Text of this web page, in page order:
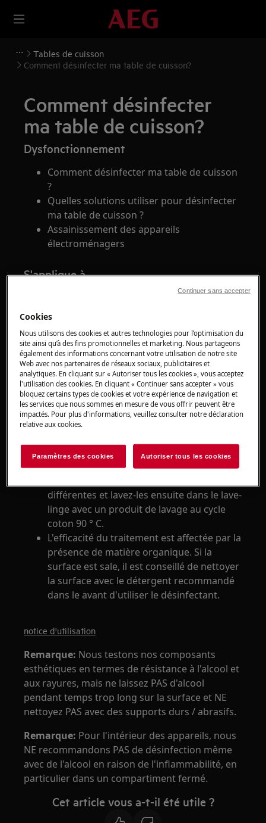
Tables de cuisson
Comment désinfecter ma table de cuisson?
Comment désinfecter
ma table de cuisson?
Dysfonctionnement
Comment désinfecter ma table de cuisson
?
Quelles solutions utiliser pour désinfecter
ma table de cuisson ?
Assainissement des appareils
électroménagers
S'applique à
autres appareils électroménagers
Solution
Essuyez de temps en temps la surface
externe de votre appareil avec une
serviette DOUCE A USAGE UNIQUE
imbibée d'unesolution d'éthanol(70%).
Évitez les désinfectants à base de chlore.
environnement bien ventilé.
Comme alternative aux serviettes à usage
différentes et lavez-les ensuite dans le lave-
linge avec un produit de lavage au cycle
coton 90 ° C.
L'efficacité du traitement est affectée par la
présence de matière organique. Si la
surface est sale, il est conseillé de nettoyer
la surface avec le détergent recommandé
dans le avant d'utiliser le désinfectant.
notice d'utilisation
Remarque: Nous testons nos composants
esthétiques en termes de résistance à l'alcool et
aux rayures, mais ne laissez PAS d'alcool
pendant temps trop long sur la surface et NE
nettoyez PAS avec des supports durs / abrasifs.
Remarque: Pour l'intérieur des appareils, nous
NE recommandons PAS de désinfection même
avec de l'alcool en raison de l'inflammabilité, en
particulier dans un compartiment fermé.
Cet article vous a-t-il été utile ?
Cookies
Nous utilisons des cookies et autres technologies pour l’optimisation du
site ainsi qu’à des fins promotionnelles et marketing. Nous partageons
également des informations concernant votre utilisation de notre site
Web avec nos partenaires de réseaux sociaux, publicitaires et
analytiques. En cliquant sur « Autoriser tous les cookies », vous acceptez
l'utilisation des cookies. En cliquant « Continuer sans accepter » vous
bloquez certains types de cookies et votre expérience de navigation et
les services que nous sommes en mesure de vous offrir peuvent être
impactés. Pour plus d'informations, veuillez consulter notre déclaration
relative aux cookies.
Paramètres des cookies Autoriser tous les cookies
Continuer sans accepter